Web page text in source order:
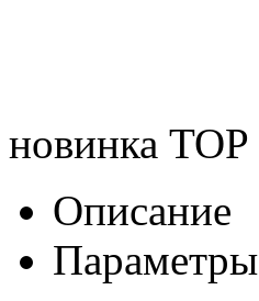
новинка TOP
Описание
Параметры